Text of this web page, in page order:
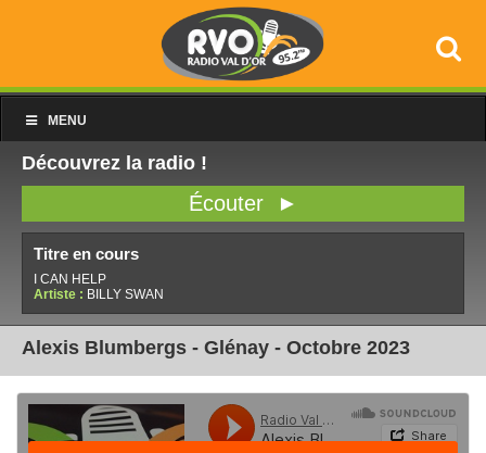
MENU
Découvrez la radio !
Écouter ►
Titre en cours
I CAN HELP
Artiste : BILLY SWAN
Alexis Blumbergs - Glénay - Octobre 2023